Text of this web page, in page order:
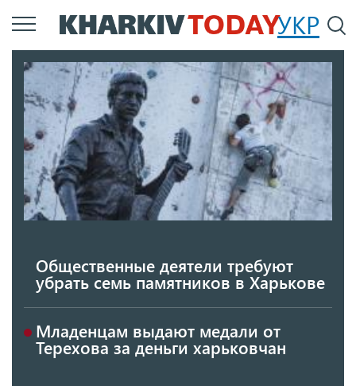
Перейти
к
содержанию
УКР
Общественные деятели требуют
убрать семь памятников в Харькове
Младенцам выдают медали от
Терехова за деньги харьковчан